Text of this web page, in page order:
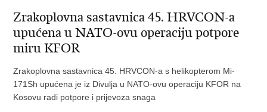
Zrakoplovna sastavnica 45. HRVCON-a
upućena u NATO-ovu operaciju potpore
miru KFOR
Zrakoplovna sastavnica 45. HRVCON-a s helikopterom Mi-
171Sh upućena je iz Divulja u NATO-ovu operaciju KFOR na
Kosovu radi potpore i prijevoza snaga